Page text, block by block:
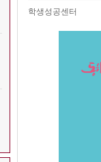
학생성공센터